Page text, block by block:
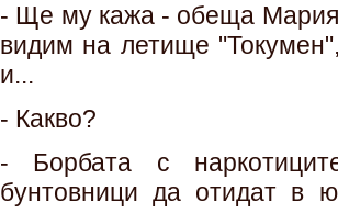
- Ще му кажа - обеща
видим на летище
и...
- Какво?
- Борбата с
бунтовници да отидат в